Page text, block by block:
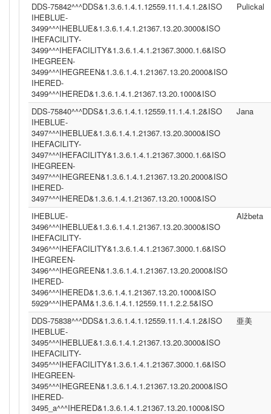
DDS-75842^^^DDS&1.3.6.1.4.1.12559.11.1.4.1.2&ISO
IHEBLUE-
3499^^^IHEBLUE&1.3.6.1.4.1.21367.13.20.3000&ISO
IHEFACILITY-
3499^^^IHEFACILITY&1.3.6.1.4.1.21367.3000.1.6&ISO
IHEGREEN-
3499^^^IHEGREEN&1.3.6.1.4.1.21367.13.20.2000&ISO
IHERED-
3499^^^IHERED&1.3.6.1.4.1.21367.13.20.1000&ISO
Pulickal
DDS-75840^^^DDS&1.3.6.1.4.1.12559.11.1.4.1.2&ISO
IHEBLUE-
3497^^^IHEBLUE&1.3.6.1.4.1.21367.13.20.3000&ISO
IHEFACILITY-
3497^^^IHEFACILITY&1.3.6.1.4.1.21367.3000.1.6&ISO
IHEGREEN-
3497^^^IHEGREEN&1.3.6.1.4.1.21367.13.20.2000&ISO
IHERED-
3497^^^IHERED&1.3.6.1.4.1.21367.13.20.1000&ISO
Jana
IHEBLUE-
3496^^^IHEBLUE&1.3.6.1.4.1.21367.13.20.3000&ISO
IHEFACILITY-
3496^^^IHEFACILITY&1.3.6.1.4.1.21367.3000.1.6&ISO
IHEGREEN-
3496^^^IHEGREEN&1.3.6.1.4.1.21367.13.20.2000&ISO
IHERED-
3496^^^IHERED&1.3.6.1.4.1.21367.13.20.1000&ISO
5929^^^IHEPAM&1.3.6.1.4.1.12559.11.1.2.2.5&ISO
Alžbeta
DDS-75838^^^DDS&1.3.6.1.4.1.12559.11.1.4.1.2&ISO
IHEBLUE-
3495^^^IHEBLUE&1.3.6.1.4.1.21367.13.20.3000&ISO
IHEFACILITY-
3495^^^IHEFACILITY&1.3.6.1.4.1.21367.3000.1.6&ISO
IHEGREEN-
3495^^^IHEGREEN&1.3.6.1.4.1.21367.13.20.2000&ISO
IHERED-
3495_a^^^IHERED&1.3.6.1.4.1.21367.13.20.1000&ISO
亜美